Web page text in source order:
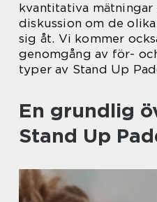
kvantitativa
diskussion om de
sig åt. Vi kommer
genomgång av för-
typer av Stand Up
En grundlig
Stand Up